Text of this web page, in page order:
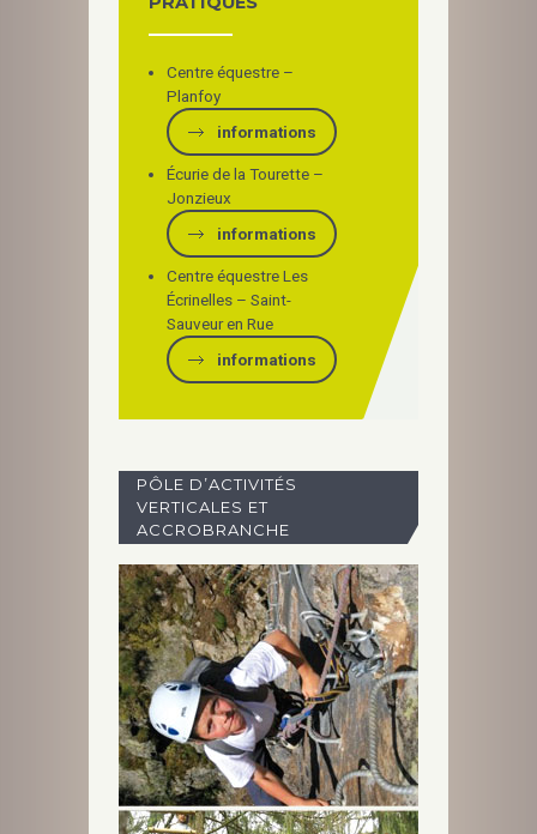
Centre équestre –
Planfoy
informations
Écurie de la Tourette –
Jonzieux
informations
Centre équestre Les
Écrinelles – Saint-
Sauveur en Rue
informations
PÔLE D’ACTIVITÉS
VERTICALES ET
ACCROBRANCHE